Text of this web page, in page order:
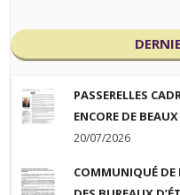
PASSERELLES
ENCORE DE
20/07/2026
COMMUNIQUÉ DE